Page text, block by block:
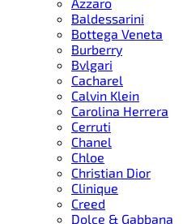
Baldessarini
Bottega Veneta
Burberry
Bvlgari
Cacharel
Calvin Klein
Carolina Herrera
Cerruti
Chanel
Chloe
Christian Dior
Clinique
Creed
Dolce & Gabbana